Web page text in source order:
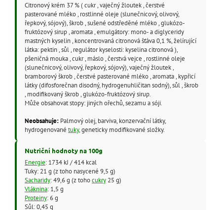
Citronový krém 37 % ( cukr , vaječný žloutek , čerstvé
pasterované mléko , rostlinné oleje (slunečnicový, olivový,
řepkový, sójový), škrob , sušené odstředěné mléko , glukózo-
fruktózový sirup , aromata , emulgátory: mono- a diglyceridy
mastných kyselin , koncentrovaná citronová šťáva 0,1 %, želírující
látka: pektin , sůl , regulátor kyselosti: kyselina citronová ),
pšeničná mouka , cukr , máslo , čerstvá vejce , rostlinné oleje
(slunečnicový, olivový, řepkový, sójový), vaječný žloutek ,
bramborový škrob , čerstvé pasterované mléko , aromata , kypřicí
látky (difosforečnan disodný, hydrogenuhličitan sodný), sůl , škrob
, modifikovaný škrob , glukózo-fruktózový sirup.
Může obsahovat stopy: jiných ořechů, sezamu a sóji.
Neobsahuje:Palmový olej, barviva, konzervační látky,
hydrogenované tuky, geneticky modifikované složky.
Nutriční hodnoty na 100g
Energie: 1734 kJ / 414 kcal
Tuky: 21 g (z toho nasycené 9,5 g)
Sacharidy: 49,6 g (z tohocukry25 g)
Vláknina: 1,5 g
Proteiny: 6 g
Sůl: 0,45 g